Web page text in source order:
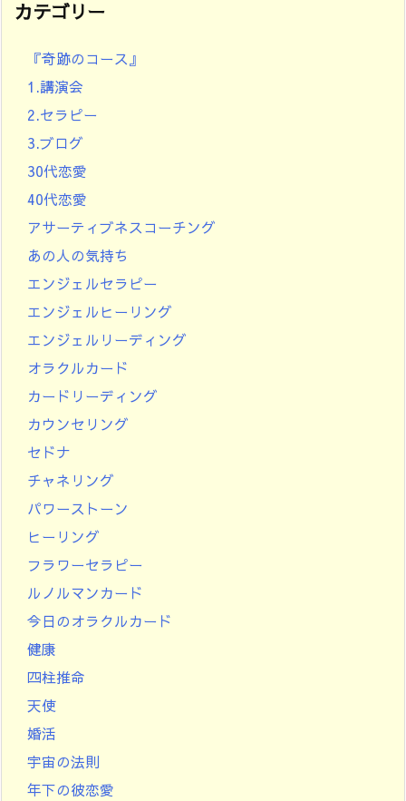
カテゴリー
『奇跡のコース』
1.講演会
2.セラピー
3.ブログ
30代恋愛
40代恋愛
アサーティブネスコーチング
あの人の気持ち
エンジェルセラピー
エンジェルヒーリング
エンジェルリーディング
オラクルカード
カードリーディング
カウンセリング
セドナ
チャネリング
パワーストーン
ヒーリング
フラワーセラピー
ルノルマンカード
今日のオラクルカード
健康
四柱推命
天使
婚活
宇宙の法則
年下の彼恋愛